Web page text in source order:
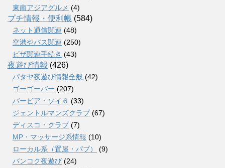
東南アジアグルメ (4)
プチ情報・便利帳 (584)
ネット通信関連 (48)
空港やバス関連 (250)
ビザ関連手続き (43)
夜遊び情報 (426)
パタヤ夜遊び情報全般 (42)
ゴーゴーバー (207)
バービア・ソイ６ (33)
ジェントルマンズクラブ (67)
ディスコ・クラブ (7)
MP・マッサージ系情報 (10)
ローカル系（置屋・パブ）
(9)
バンコク夜遊び (24)